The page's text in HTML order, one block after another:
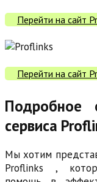
Перейти на сайт
Перейти на сайт
Подробное
сервиса
Мы хотим
Proflinks ,